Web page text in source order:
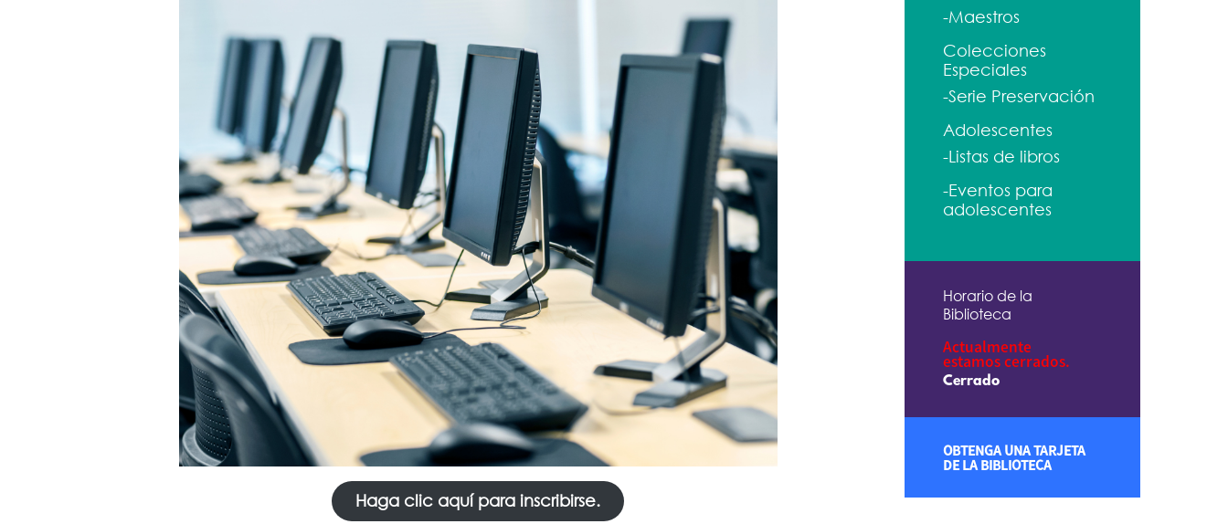
Haga clic aquí para inscribirse.
-Maestros
Colecciones
Especiales
-Serie Preservación
Adolescentes
-Listas de libros
-Eventos para
adolescentes
Horario de la
Biblioteca
Actualmente
estamos cerrados.
Cerrado
OBTENGA UNA TARJETA
DE LA BIBLIOTECA